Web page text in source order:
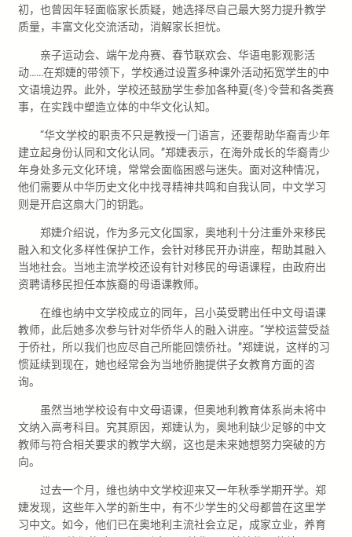
初，也曾因年轻面临家长质疑，她选择尽自己最大努力提升教学
质量，丰富文化交流活动，消解家长担忧。
亲子运动会、端午龙舟赛、春节联欢会、华语电影观影活
动……在郑婕的带领下，学校通过设置多种课外活动拓宽学生的中
文语境边界。此外，学校还鼓励学生参加各种夏(冬)令营和各类赛
事，在实践中塑造立体的中华文化认知。
“华文学校的职责不只是教授一门语言，还要帮助华裔青少年
建立起身份认同和文化认同。”郑婕表示，在海外成长的华裔青少
年身处多元文化环境，常常会面临困惑与迷失。面对这种情况，
他们需要从中华历史文化中找寻精神共鸣和自我认同，中文学习
则是开启这扇大门的钥匙。
郑婕介绍说，作为多元文化国家，奥地利十分注重外来移民
融入和文化多样性保护工作，会针对移民开办讲座，帮助其融入
当地社会。当地主流学校还设有针对移民的母语课程，由政府出
资聘请移民担任本族裔的母语课教师。
在维也纳中文学校成立的同年，吕小英受聘出任中文母语课
教师，此后她多次参与针对华侨华人的融入讲座。“学校运营受益
于侨社，所以我们也应尽自己所能回馈侨社。”郑婕说，这样的习
惯延续到现在，她也经常会为当地侨胞提供子女教育方面的咨
询。
虽然当地学校设有中文母语课，但奥地利教育体系尚未将中
文纳入高考科目。究其原因，郑婕认为，奥地利缺少足够的中文
教师与符合相关要求的教学大纲，这也是未来她想努力突破的方
向。
过去一个月，维也纳中文学校迎来又一年秋季学期开学。郑
婕发现，这些年入学的新生中，有不少学生的父母都曾在这里学
习中文。如今，他们已在奥地利主流社会立足，成家立业，养育